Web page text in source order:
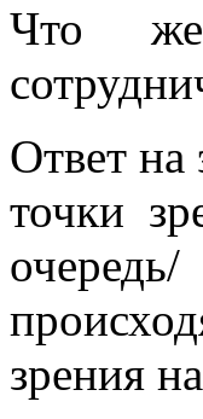
Что же
Ответ на
точки
зрения